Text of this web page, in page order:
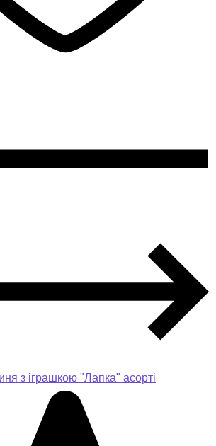
з іграшкою "Лапка" асорті